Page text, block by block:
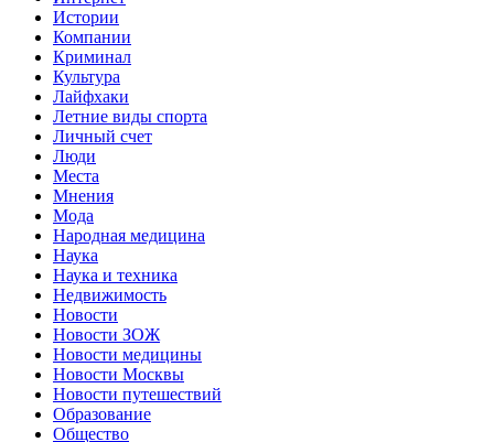
Истории
Компании
Криминал
Культура
Лайфхаки
Летние виды спорта
Личный счет
Люди
Места
Мнения
Мода
Народная медицина
Наука
Наука и техника
Недвижимость
Новости
Новости ЗОЖ
Новости медицины
Новости Москвы
Новости путешествий
Образование
Общество